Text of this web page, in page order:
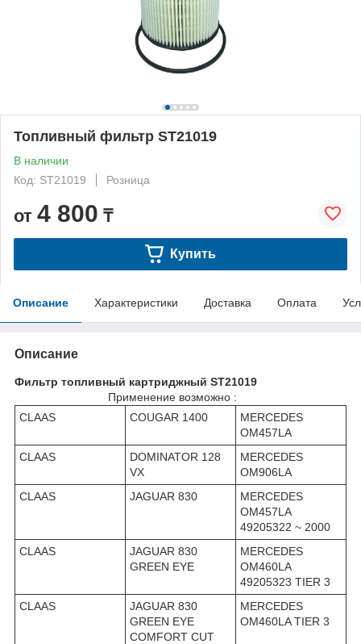
Топливный фильтр ST21019
В наличии
Код: ST21019
Розница
от 4 800 ₸
Купить
Описание Характеристики Доставка Оплата
Описание
Фильтр топливный картриджный ST21019
Применение возможно :
CLAAS
COUGAR 1400
MERCEDES
OM457LA
CLAAS
DOMINATOR 128
VX
MERCEDES
OM906LA
CLAAS
JAGUAR 830
MERCEDES
OM457LA
49205322 ~ 2000
CLAAS
JAGUAR 830
GREEN EYE
MERCEDES
OM460LA
49205323 TIER 3
CLAAS
JAGUAR 830
GREEN EYE
COMFORT CUT
MERCEDES
OM460LA TIER 3